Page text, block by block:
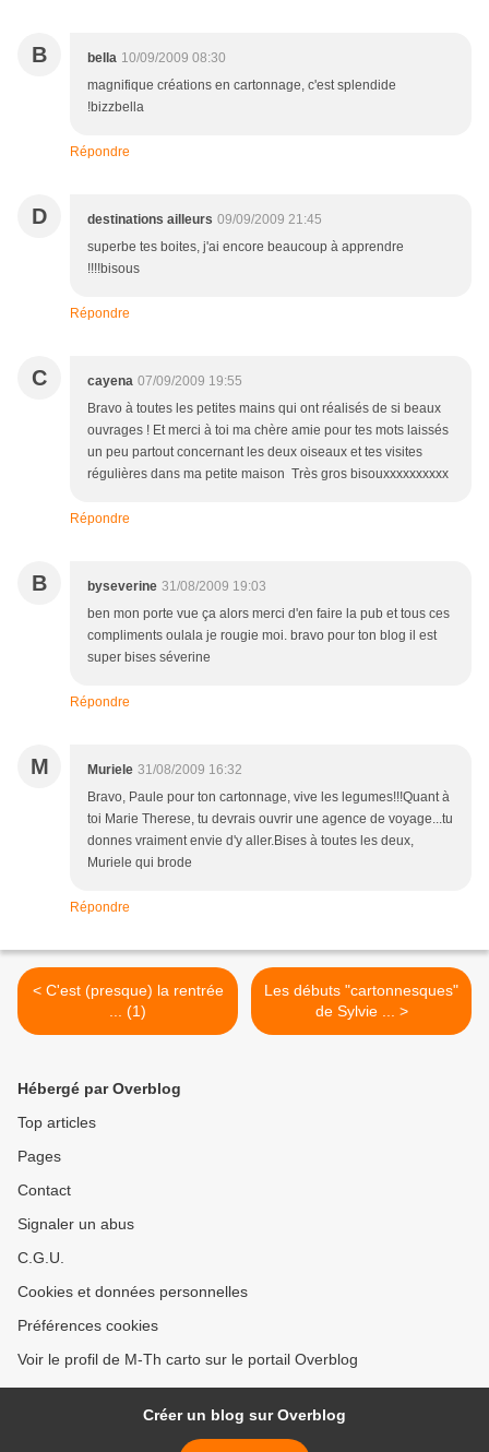
B bella 10/09/2009 08:30
magnifique créations en cartonnage, c'est splendide
!bizzbella
Répondre
D destinations ailleurs 09/09/2009 21:45
superbe tes boites, j'ai encore beaucoup à apprendre
!!!!bisous
Répondre
C cayena 07/09/2009 19:55
Bravo à toutes les petites mains qui ont réalisés de si beaux
ouvrages ! Et merci à toi ma chère amie pour tes mots laissés
un peu partout concernant les deux oiseaux et tes visites
régulières dans ma petite maison Très gros bisouxxxxxxxxxx
Répondre
B byseverine 31/08/2009 19:03
ben mon porte vue ça alors merci d'en faire la pub et tous ces
compliments oulala je rougie moi. bravo pour ton blog il est
super bises séverine
Répondre
M Muriele 31/08/2009 16:32
Bravo, Paule pour ton cartonnage, vive les legumes!!!Quant à
toi Marie Therese, tu devrais ouvrir une agence de voyage...tu
donnes vraiment envie d'y aller.Bises à toutes les deux,
Muriele qui brode
Répondre
< C'est (presque) la rentrée
... (1)
Les débuts "cartonnesques"
de Sylvie ... >
Hébergé par Overblog
Top articles
Pages
Contact
Signaler un abus
C.G.U.
Cookies et données personnelles
Préférences cookies
Voir le profil de M-Th carto sur le portail Overblog
Créer un blog sur Overblog